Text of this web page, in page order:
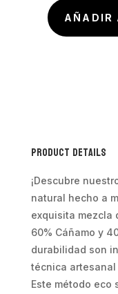
Jersey
Natural
AÑADIR
Product Details
¡Descubre
natural hecho a
exquisita mezcla
60% Cáñamo y
durabilidad son
técnica
Este método eco